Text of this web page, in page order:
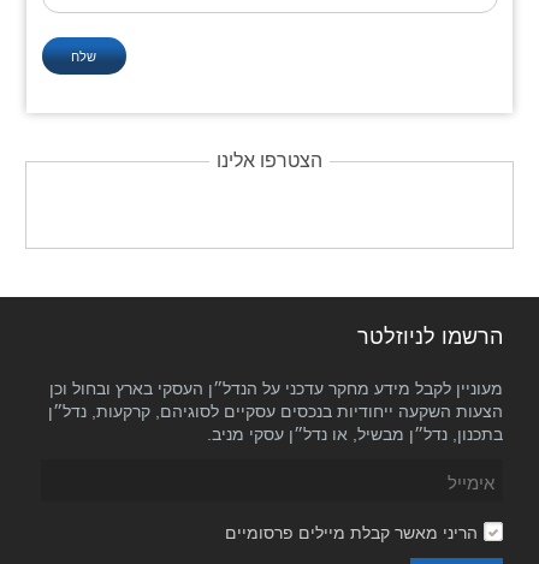
הצטרפו אלינו
הרשמו לניוזלטר
מעוניין לקבל מידע מחקר עדכני על הנדל״ן העסקי בארץ ובחול וכן
הצעות השקעה ייחודיות בנכסים עסקיים לסוגיהם, קרקעות, נדל״ן
בתכנון, נדל״ן מבשיל, או נדל״ן עסקי מניב.
הריני מאשר קבלת מיילים פרסומיים